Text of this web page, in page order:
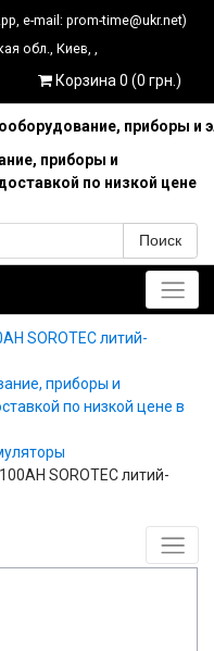
e-mail: prom-time@ukr.net)
обл., Киев, ,
Корзина 0 (0 грн.)
приборы и
по низкой цене
Поиск
SOROTEC литий-
приборы и
по низкой цене в
SOROTEC литий-